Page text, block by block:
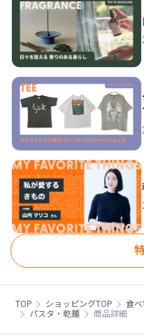
TOP ショッピングTOP 食
パスタ・乾麺
商品詳細